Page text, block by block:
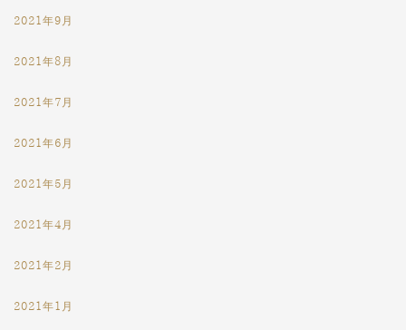
2021年9月
2021年8月
2021年7月
2021年6月
2021年5月
2021年4月
2021年2月
2021年1月